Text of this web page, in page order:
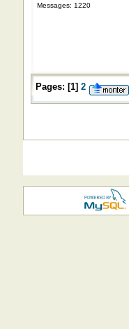
Messages: 1220
Pages: [1] 2